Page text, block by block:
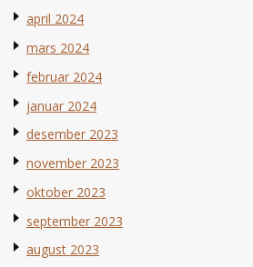
april 2024
mars 2024
februar 2024
januar 2024
desember 2023
november 2023
oktober 2023
september 2023
august 2023